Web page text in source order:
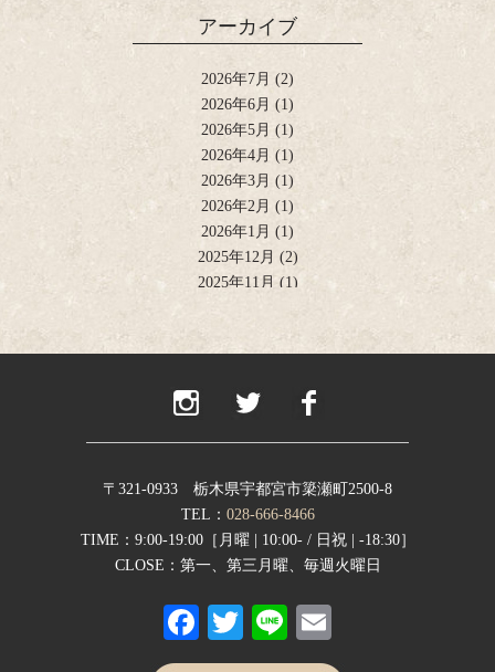
アーカイブ
2026年7月 (2)
2026年6月 (1)
2026年5月 (1)
2026年4月 (1)
2026年3月 (1)
2026年2月 (1)
2026年1月 (1)
2025年12月 (2)
2025年11月 (1)
2025年8月(2)
2025年4月
2024年11月(2)
2024年9月(1)
2024年8月(1)
2024年7月 (1)
2024年5月(1)
2024年4月(1)
2024年1月(1)
〒321-0933 栃木県宇都宮市簗瀬町2500-8
TEL： 028-666-8466
TIME：9:00-19:00［月曜 | 10:00- / 日祝 | -18:30］
CLOSE：第一、第三月曜、毎週火曜日
Fa
ce
T
wi
Li
ne m